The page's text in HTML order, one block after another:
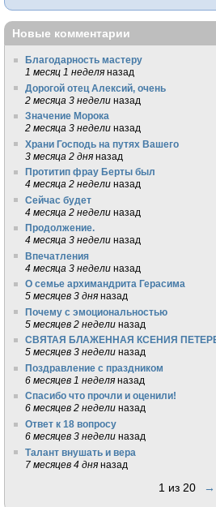
Новые комментарии
Благодарность мастеру
1 месяц 1 неделя назад
Дорогой отец Алексий, очень
2 месяца 3 недели назад
Значение Морока
2 месяца 3 недели назад
Храни Господь на путях Вашего
3 месяца 2 дня назад
Протитип фрау Берты был
4 месяца 2 недели назад
Сейчас будет
4 месяца 2 недели назад
Продолжение.
4 месяца 3 недели назад
Впечатления
4 месяца 3 недели назад
О семье архимандрита Герасима
5 месяцев 3 дня назад
Почему с эмоциональностью
5 месяцев 2 недели назад
СВЯТАЯ БЛАЖЕННАЯ КСЕНИЯ
5 месяцев 3 недели назад
Поздравление с праздником
6 месяцев 1 неделя назад
Спасибо что прочли и оценили!
6 месяцев 2 недели назад
Ответ к 18 вопросу
6 месяцев 3 недели назад
Талант внушать и вера
7 месяцев 4 дня назад
1 из 20 →